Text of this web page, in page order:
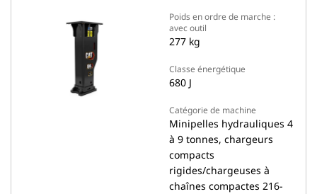
Poids en ordre de marche :
avec outil
277 kg
Classe énergétique
680 J
Catégorie de machine
Minipelles hydrauliques 4
à 9 tonnes, chargeurs
compacts
rigides/chargeuses à
chaînes compactes 216-